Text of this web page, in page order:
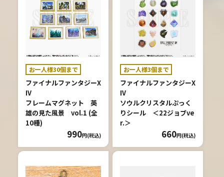
お一人様30個まで
ファイナルファンタジーX
IV
フレームマグネット 英
雄の見た風景 vol.1 (全
10種)
990円(税込)
お一人様3個まで
ファイナルファンタジーX
IV
ソウルクリスタルぷっく
りシール ＜22ジョブve
r.＞
660円(税込)